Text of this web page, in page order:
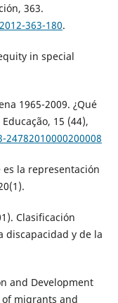
363.
363-180.
in special
1965-2009. ¿Qué
15 (44),
es la representación
Clasificación
discapacidad y de la
and Development
of migrants and